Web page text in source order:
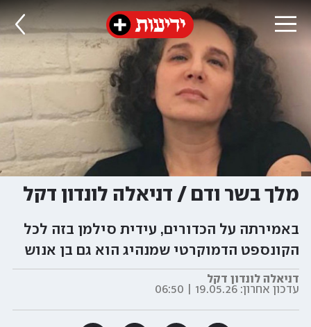
מלך בשר ודם / דניאלה לונדון דקל
באמירתה על הכדורים, עידית סילמן בזה לכל
הקונספט הדמוקרטי שמנהיג הוא גם בן אנוש
דניאלה לונדון דקל
עדכון אחרון:19.05.26 | 06:50